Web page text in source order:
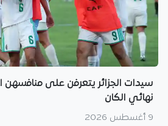
سيدات الجزائر يتعرفن على
نهائي الكان
9 أغسطس 2026